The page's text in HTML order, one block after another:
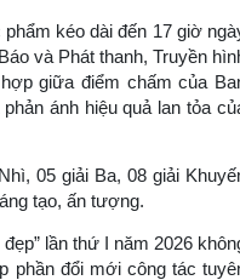
kéo dài đến 17 giờ
và Phát thanh, Truyền
giữa điểm chấm của
ánh hiệu quả lan tỏa
05 giải Ba, 08 giải
tạo, ấn tượng.
lần thứ I năm 2026
phần đổi mới công tác